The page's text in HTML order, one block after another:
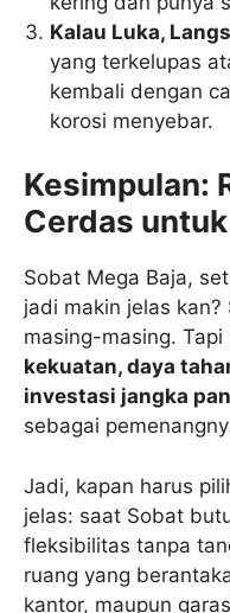
Kalau Luka,
yang terkelupas
kembali dengan
korosi menyebar.
Kesimpulan:
Cerdas
Sobat Mega Baja,
jadi makin jelas
masing-masing.
kekuatan, daya
investasi jangka
sebagai
Jadi, kapan harus
jelas: saat Sobat
fleksibilitas tanpa
ruang yang
kantor, maupun